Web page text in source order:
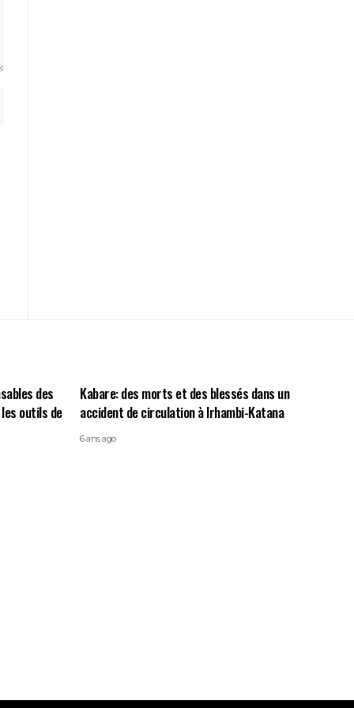
des
outils de
Kabare: des morts et des blessés dans un
accident de circulation à Irhambi-Katana
6 ans ago